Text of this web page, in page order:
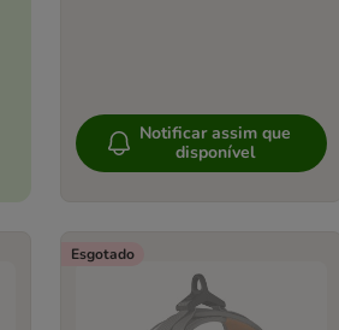
Notificar assim que
disponível
Esgotado